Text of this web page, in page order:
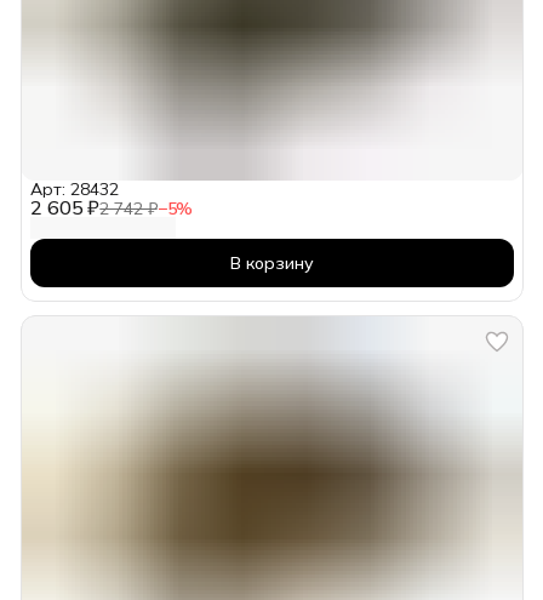
2 605 ₽2 742 ₽−5%
Арт: 28432
В корзину